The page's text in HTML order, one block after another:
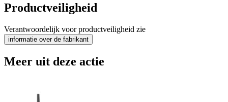
Productveiligheid
Verantwoordelijk voor productveiligheid zie
informatie over de fabrikant
Meer uit deze actie